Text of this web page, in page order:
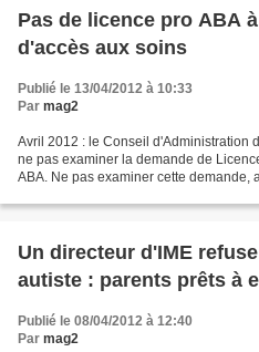
Pas de licence pro ABA
d'accès aux soins
Publié le 13/04/2012 à 10:33
Par mag2
Avril 2012 : le Conseil d'Administration
ne pas examiner la demande de
ABA. Ne pas examiner cette demande,
Un directeur d'IME
autiste : parents prêts à
Publié le 08/04/2012 à 12:40
Par mag2